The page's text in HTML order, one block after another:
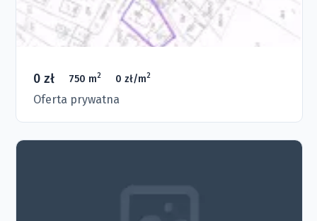
0 zł 750 m2 0 zł/m2
Oferta prywatna